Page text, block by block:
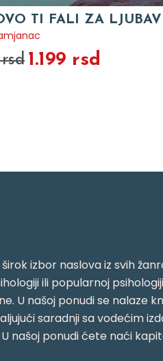
TI FALI ZA LJUBAV
rsd 1.199 rsd
izbor naslova iz svih
ili popularnoj
U našoj ponudi se nalaze
saradnji sa vodećim
našoj ponudi ćete naći